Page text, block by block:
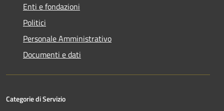
Enti e fondazioni
Politici
Personale Amministrativo
Documenti e dati
Categorie di Servizio